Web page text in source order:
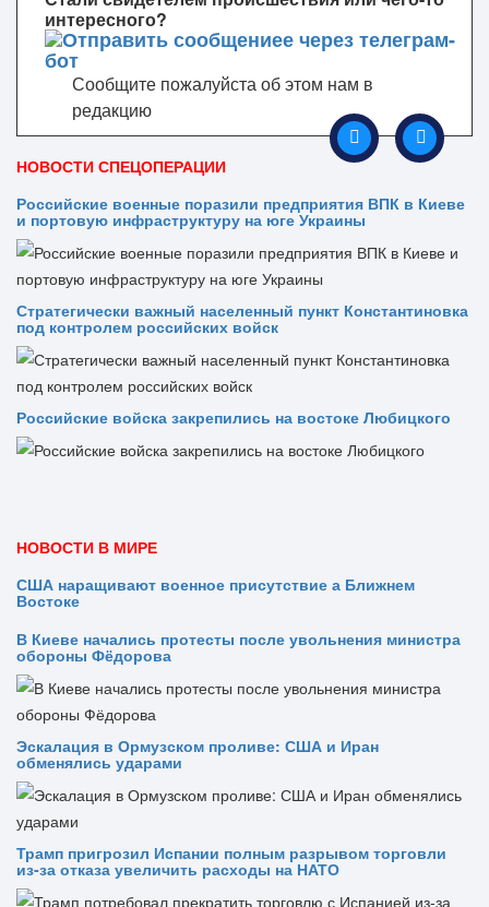
интересного?
Сообщите пожалуйста об этом нам в
редакцию
НОВОСТИ СПЕЦОПЕРАЦИИ
Российские военные поразили предприятия ВПК в Киеве
и портовую инфраструктуру на юге Украины
Стратегически важный населенный пункт Константиновка
под контролем российских войск
Российские войска закрепились на востоке Любицкого
НОВОСТИ В МИРЕ
США наращивают военное присутствие а Ближнем
Востоке
В Киеве начались протесты после увольнения министра
обороны Фёдорова
Эскалация в Ормузском проливе: США и Иран
обменялись ударами
Трамп пригрозил Испании полным разрывом торговли
из‑за отказа увеличить расходы на НАТО